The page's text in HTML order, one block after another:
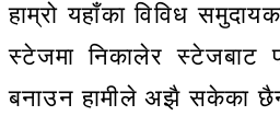
हाम्रो यहाँका विविध
स्टेजमा निकालेर स्टेजबाट
बनाउन हामीले अझै सकेका